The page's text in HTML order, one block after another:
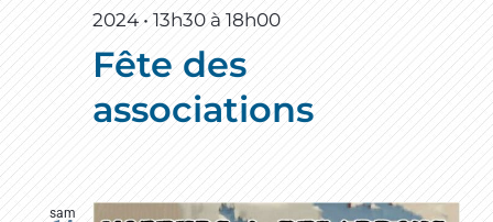
2024 • 13h30 à 18h00
Fête des
associations
sam